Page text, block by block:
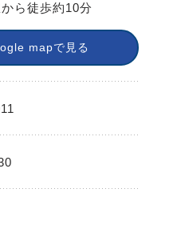
ら徒歩約10分
mapで見る